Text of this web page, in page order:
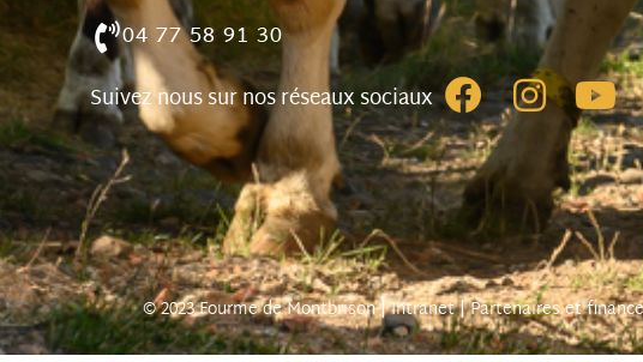
04 77 58 91 30
Suivez nous sur nos réseaux sociaux
© 2023 Fourme de Montbrison |Intranet|Partenaires et